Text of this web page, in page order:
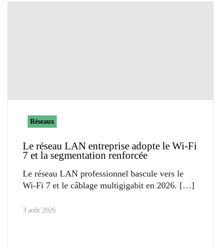
Réseaux
Le réseau LAN entreprise adopte le Wi-Fi
7 et la segmentation renforcée
Le réseau LAN professionnel bascule vers le
Wi-Fi 7 et le câblage multigigabit en 2026.
3 août 2026